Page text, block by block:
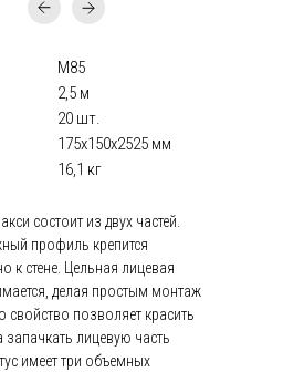
состоит из двух частей.
профиль крепится
к стене. Цельная лицевая
делая простым монтаж
свойство позволяет красить
запачкать лицевую часть
имеет три объемных
М85
2,5 м
20 шт.
175х150х2525 мм
16,1 кг